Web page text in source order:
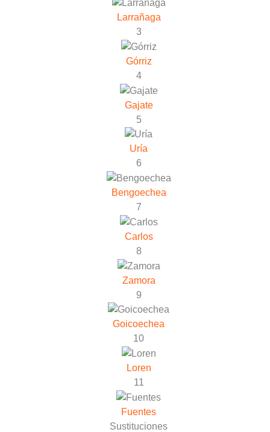
Larrañaga
3
Górriz
4
Gajate
5
Uría
6
Bengoechea
7
Carlos
8
Zamora
9
Goicoechea
10
Loren
11
Fuentes
Sustituciones